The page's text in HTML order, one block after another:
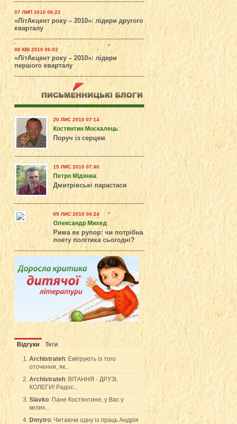
07 ЛИП 2010 06:22
«ЛітАкцент року – 2010»: лідери другого
кварталу
08 КВІ 2010 06:02
«ЛітАкцент року – 2010»: лідери
першого кварталу
20 ЛИС 2010 07:14
Костянтин Москалець:
Поруч із серцем
15 ЛИС 2010 07:40
Петро Мідянка:
Дмитрівські парастаси
09 ЛИС 2010 04:24
Олександр Михед:
Рима як рупор: чи потрібна
поету політика сьогодні?
Відгуки Теги
Archistrateh: Емігрують із того
оточення, як...
Archistrateh: ВІТАННЯ - ДРУЗІ,
КОЛЕГИ! Радос...
Slavko: Пане Костянтине, у Вас у
келих...
Dmytro: Читаючи одну із праць Андрія